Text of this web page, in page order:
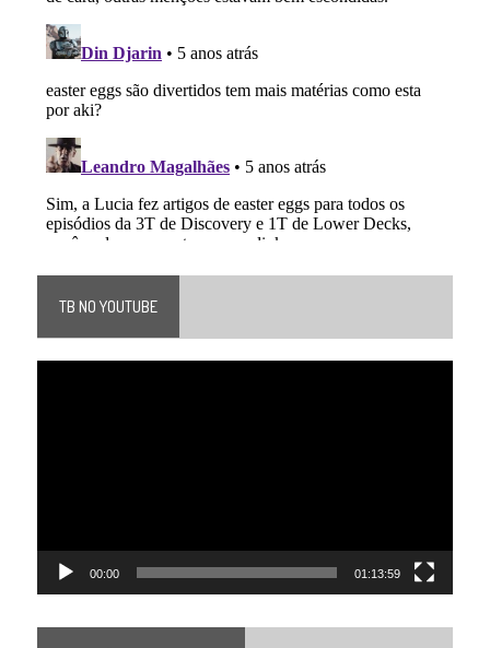
TB NO YOUTUBE
00:00 01:13:59